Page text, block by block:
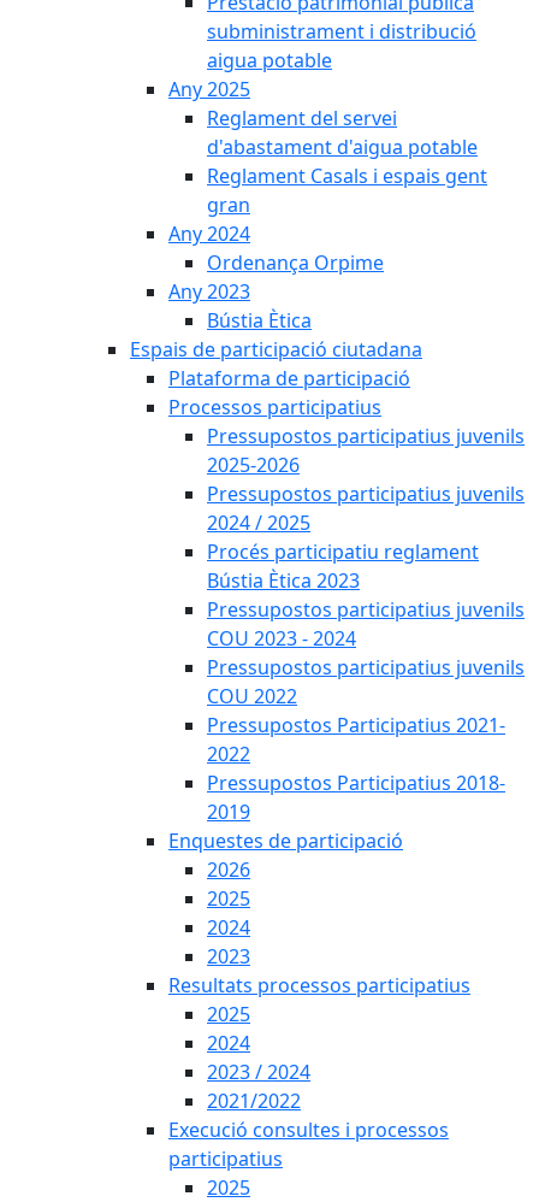
subministrament i distribució
aigua potable
Any 2025
Reglament del servei
d'abastament d'aigua potable
Reglament Casals i espais gent
gran
Any 2024
Ordenança Orpime
Any 2023
Bústia Ètica
Espais de participació ciutadana
Plataforma de participació
Processos participatius
Pressupostos participatius juvenils
2025-2026
Pressupostos participatius juvenils
2024 / 2025
Procés participatiu reglament
Bústia Ètica 2023
Pressupostos participatius juvenils
COU 2023 - 2024
Pressupostos participatius juvenils
COU 2022
Pressupostos Participatius 2021-
2022
Pressupostos Participatius 2018-
2019
Enquestes de participació
2026
2025
2024
2023
Resultats processos participatius
2025
2024
2023 / 2024
2021/2022
Execució consultes i processos
participatius
2025